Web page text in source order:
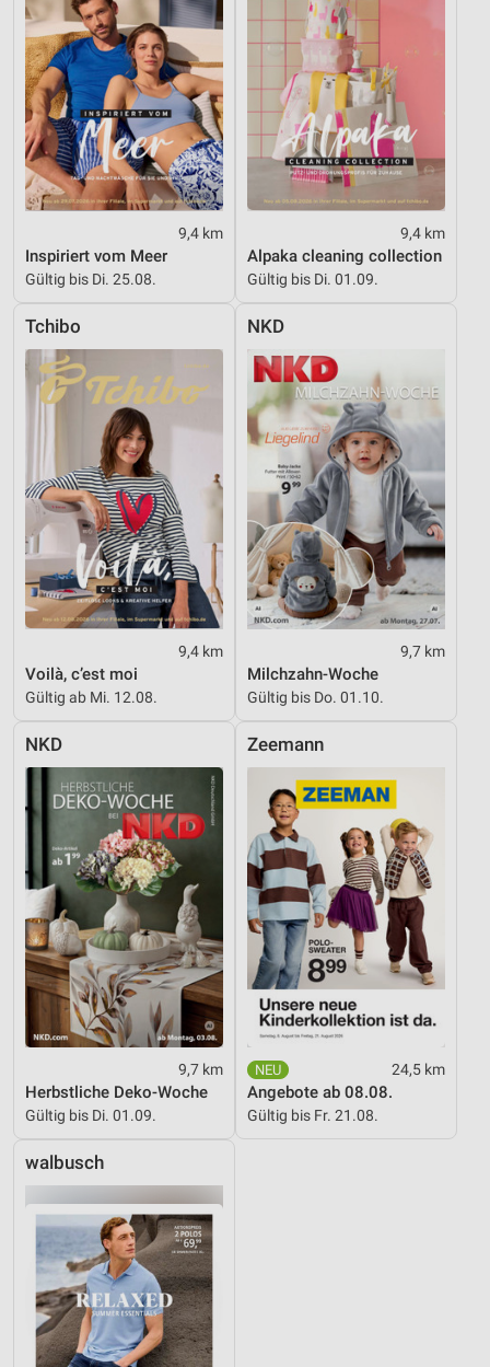
9,4 km
Inspiriert vom Meer
Gültig bis Di. 25.08.
9,4 km
Alpaka cleaning collection
Gültig bis Di. 01.09.
Tchibo
9,4 km
Voilà, c’est moi
Gültig ab Mi. 12.08.
NKD
9,7 km
Milchzahn-Woche
Gültig bis Do. 01.10.
NKD
9,7 km
Herbstliche Deko-Woche
Gültig bis Di. 01.09.
Zeemann
24,5 km
Angebote ab 08.08.
Gültig bis Fr. 21.08.
walbusch
Performance
Funktional
Werbung